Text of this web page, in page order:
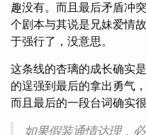
趣没有。而且最后矛盾冲
个剧本与其说是兄妹爱情
于强行了，没意思。
这条线的杏璃的成长确实
的逞强到最后的拿出勇气
而且最后的一段台词确实很
如果假装通情达理，